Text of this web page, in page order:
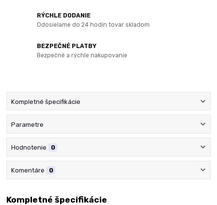
RÝCHLE DODANIE
Odosielame do 24 hodín tovar skladom
BEZPEČNÉ PLATBY
Bezpečné a rýchle nakupovanie
Kompletné špecifikácie
Parametre
Hodnotenie 0
Komentáre 0
Kompletné špecifikácie